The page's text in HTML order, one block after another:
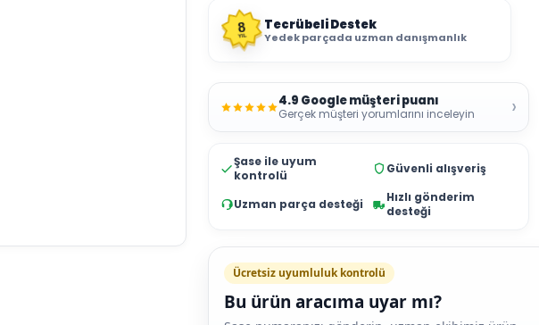
8
YIL
Tecrübeli Destek
Yedek parçada uzman danışmanlık
4.9 Google müşteri puanı
Gerçek müşteri yorumlarını inceleyin ›
Şase ile uyum
kontrolü
Güvenli alışveriş
Uzman parça desteği
Hızlı gönderim
desteği
Ücretsiz uyumluluk kontrolü
Bu ürün aracıma uyar mı?